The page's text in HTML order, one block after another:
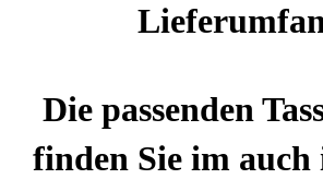
Die passenden
finden Sie im auch